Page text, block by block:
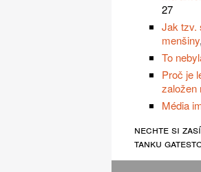
27
Jak tzv.
menšiny
To
Proč je
založen
Média
nechte si
tanku